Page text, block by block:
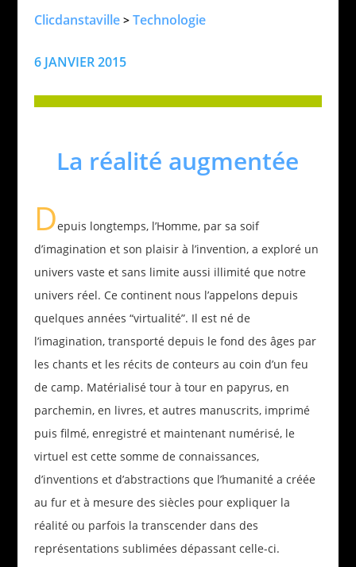
Clicdanstaville> Technologie
6 JANVIER 2015
La réalité augmentée
Depuis longtemps, l’Homme, par sa soif
d’imagination et son plaisir à l’invention, a exploré un
univers vaste et sans limite aussi illimité que notre
univers réel. Ce continent nous l’appelons depuis
quelques années “virtualité”. Il est né de
l’imagination, transporté depuis le fond des âges par
les chants et les récits de conteurs au coin d’un feu
de camp. Matérialisé tour à tour en papyrus, en
parchemin, en livres, et autres manuscrits, imprimé
puis filmé, enregistré et maintenant numérisé, le
virtuel est cette somme de connaissances,
d’inventions et d’abstractions que l’humanité a créée
au fur et à mesure des siècles pour expliquer la
réalité ou parfois la transcender dans des
représentations sublimées dépassant celle-ci.